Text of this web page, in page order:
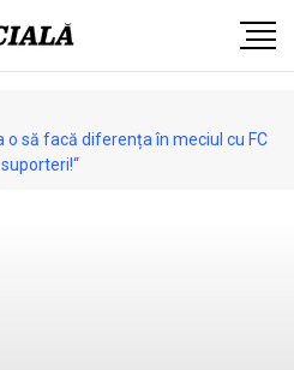
o să facă diferența în meciul cu FC